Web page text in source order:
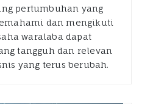
pertumbuhan yang
dan mengikuti
waralaba dapat
tangguh dan relevan
yang terus berubah.